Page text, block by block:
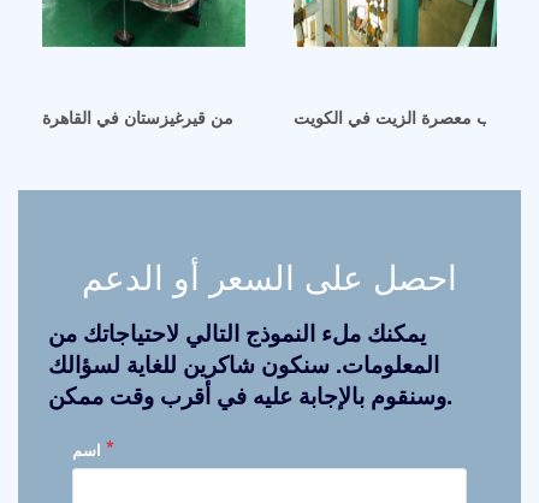
آلة عصر الزيت من قيرغيزستان في القاهرةالقنب معصرة الزيت في الكويت
احصل على السعر أو الدعم
يمكنك ملء النموذج التالي لاحتياجاتك من
المعلومات. سنكون شاكرين للغاية لسؤالك
وسنقوم بالإجابة عليه في أقرب وقت ممكن.
*